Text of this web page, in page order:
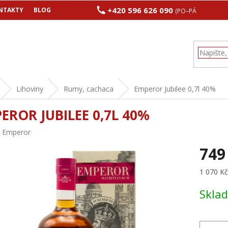
BLOG +420 596 626 090 (PO–PÁ 8:00–17:00)
Lihoviny Rumy, cachaca Emperor Jubilee 0,7l 40%
JUBILEE 0,7L 40%
Emperor
Měrná
1 070